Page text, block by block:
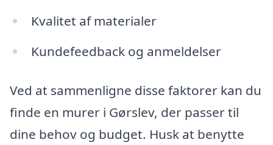
Kvalitet af materialer
Kundefeedback og anmeldelser
Ved at sammenligne disse faktorer kan du
finde en murer i Gørslev, der passer til
dine behov og budget. Husk at benytte